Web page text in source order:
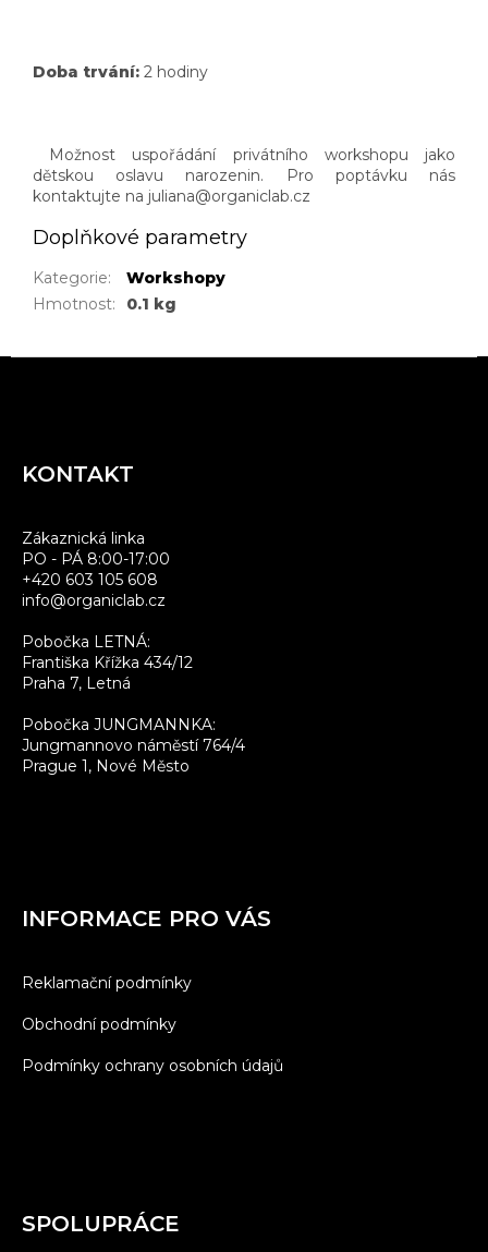
Doba trvání: 2 hodiny
Možnost uspořádání privátního workshopu jako
dětskou oslavu narozenin. Pro poptávku nás
kontaktujte na juliana@organiclab.cz
Doplňkové parametry
Kategorie:
Workshopy
Hmotnost: 0.1 kg
KONTAKT
Zákaznická linka
PO - PÁ 8:00-17:00
+420 603 105 608
info@organiclab.cz
Pobočka LETNÁ:
Františka Křížka 434/12
Praha 7, Letná
Pobočka JUNGMANNKA:
Jungmannovo náměstí 764/4
Prague 1, Nové Město
INFORMACE PRO VÁS
Reklamační podmínky
Obchodní podmínky
Podmínky ochrany osobních údajů
SPOLUPRÁCE